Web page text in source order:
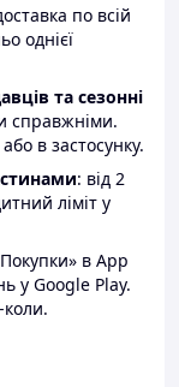
по всій
однієї
та сезонні
справжніми.
в застосунку.
: від 2
ліміт у
в App
у Google Play.
коли.